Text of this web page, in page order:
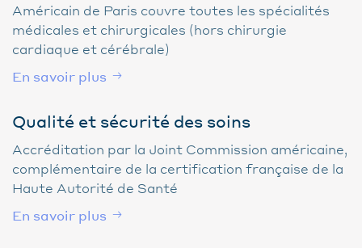
Américain de Paris couvre toutes les spécialités
médicales et chirurgicales (hors chirurgie
cardiaque et cérébrale)
En savoir plus
Qualité et sécurité des soins
Accréditation par la Joint Commission américaine,
complémentaire de la certification française de la
Haute Autorité de Santé
En savoir plus